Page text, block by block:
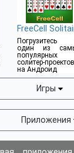
FreeCell
один из
популярных
солитер-проектов
на Андроид
Игры
Приложения